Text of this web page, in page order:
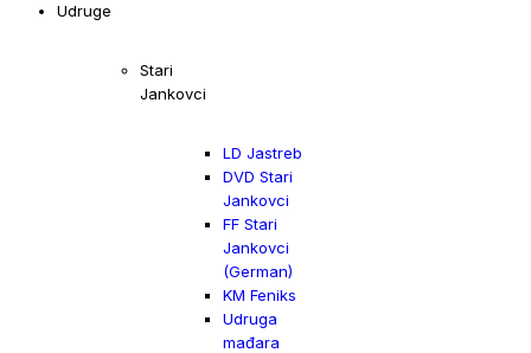
Udruge
Stari
Jankovci
LD Jastreb
DVD Stari
Jankovci
FF Stari
Jankovci
(German)
KM Feniks
Udruga
mađara